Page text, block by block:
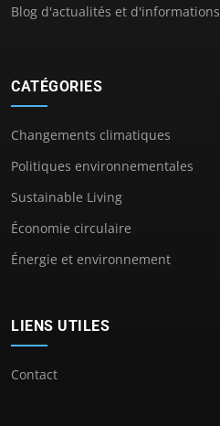
Blog d'actualités et d'informations
CATÉGORIES
Changements climatiques
Politiques environnementales
Sustainable Living
Économie circulaire
Énergie et environnement
LIENS UTILES
Contact